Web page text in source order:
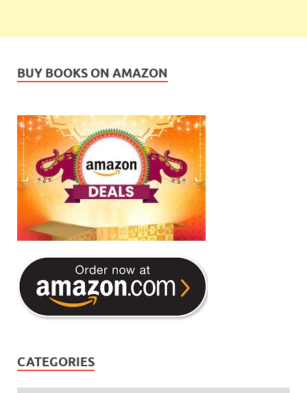
BUY BOOKS ON AMAZON
CATEGORIES